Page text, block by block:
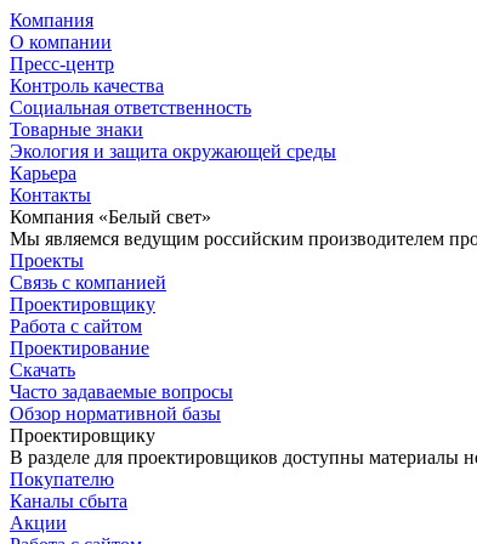
Компания
О компании
Пресс-центр
Контроль качества
Социальная ответственность
Товарные знаки
Экология и защита окружающей среды
Карьера
Контакты
Компания «Белый свет»
Мы являемся ведущим российским производителем
Проекты
Связь с компанией
Проектировщику
Работа с сайтом
Проектирование
Скачать
Часто задаваемые вопросы
Обзор нормативной базы
Проектировщику
В разделе для проектировщиков доступны материалы
Покупателю
Каналы сбыта
Акции